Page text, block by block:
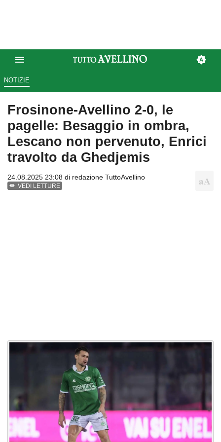
NOTIZIE
Frosinone-Avellino 2-0, le
pagelle: Besaggio in ombra,
Lescano non pervenuto, Enrici
travolto da Ghedjemis
24.08.2025 23:08 di redazione TuttoAvellino
VEDI LETTURE